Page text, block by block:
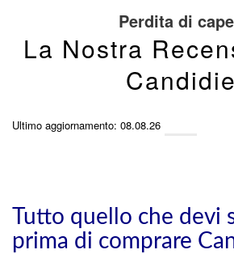
Perdita di
La Nostra
Candidie
Ultimo aggiornamento: 08.08.26
Tutto quello che devi
prima di comprare